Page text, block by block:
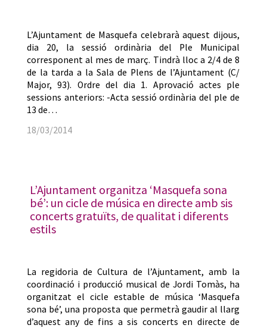
L’Ajuntament de Masquefa celebrarà aquest dijous,
dia 20, la sessió ordinària del Ple Municipal
corresponent al mes de març. Tindrà lloc a 2/4 de 8
de la tarda a la Sala de Plens de l’Ajuntament (C/
Major, 93). Ordre del dia 1. Aprovació actes ple
sessions anteriors: -Acta sessió ordinària del ple de
13 de…
18/03/2014
L’Ajuntament organitza ‘Masquefa sona
bé’: un cicle de música en directe amb sis
concerts gratuïts, de qualitat i diferents
estils
La regidoria de Cultura de l’Ajuntament, amb la
coordinació i producció musical de Jordi Tomàs, ha
organitzat el cicle estable de música ‘Masquefa
sona bé’, una proposta que permetrà gaudir al llarg
d’aquest any de fins a sis concerts en directe de